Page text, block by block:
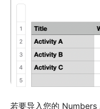
若要导入您的